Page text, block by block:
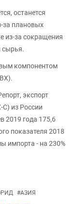
останется
за плановых
из-за сокращения
сырья.
компонентом
экспорт
С) из России
2019 года 175,6
показателя 2018
импорта - на 230%
#АЗИЯ